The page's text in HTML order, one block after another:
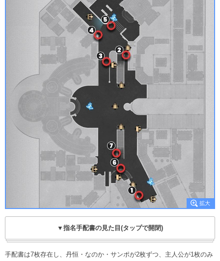
▼指名手配書の見た目(タップで開閉)
手配書は7枚存在し、丹恒・なのか・サンポが2枚ずつ、主人公が1枚のみ